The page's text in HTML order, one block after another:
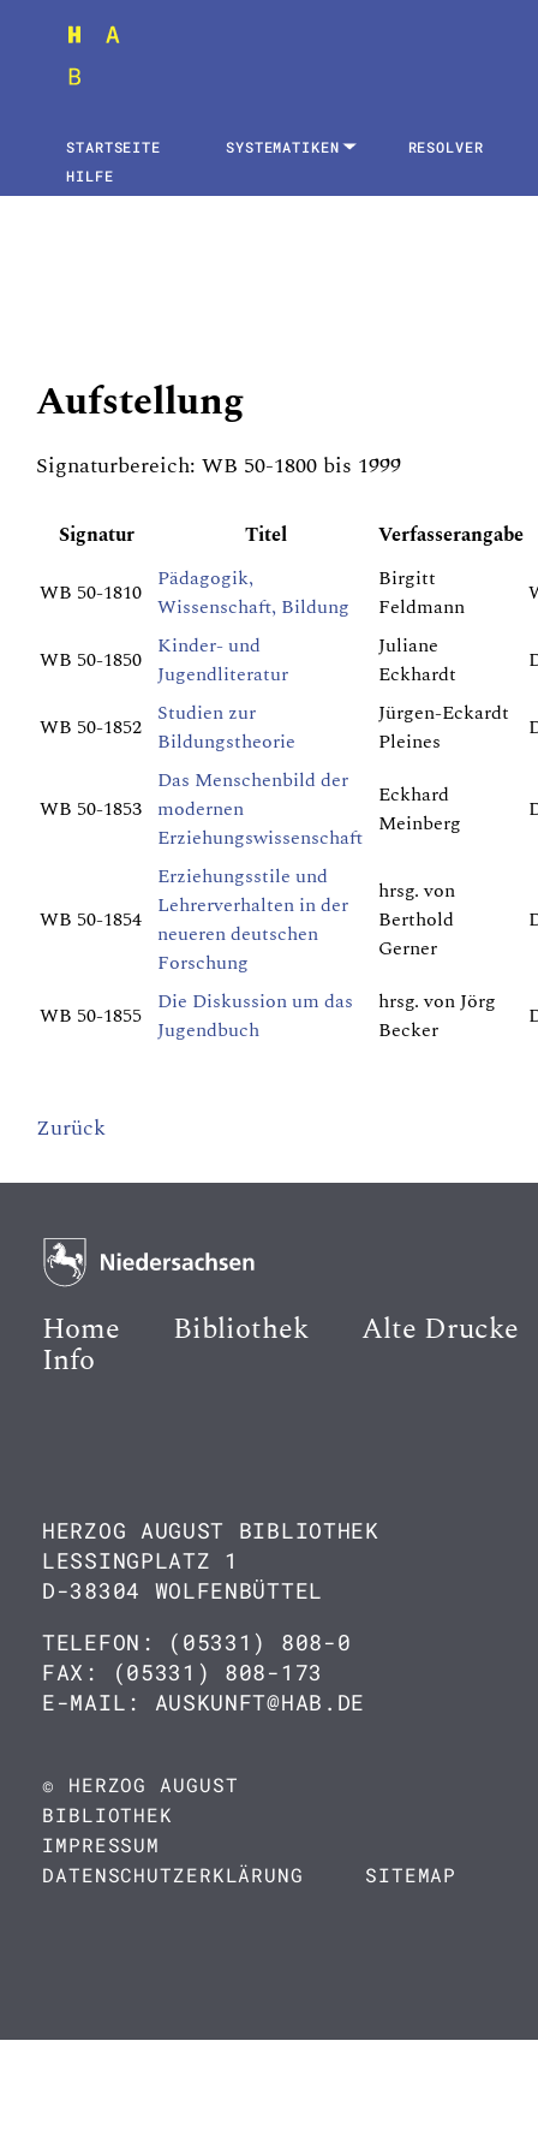
STARTSEITE SYSTEMATIKEN
RESOLVER
HILFE
Aufstellung
Signaturbereich: WB 50-1800 bis 1999
Signatur Titel
Verfasserangabe
WB 50-1810 Pädagogik,
Wissenschaft, Bildung
Birgitt
Feldmann
WB 50-1850 Kinder- und
Jugendliteratur
Juliane
Eckhardt
WB 50-1852 Studien zur
Bildungstheorie
Jürgen-Eckardt
Pleines
WB 50-1853
Das Menschenbild der
modernen
Erziehungswissenschaft
Eckhard
Meinberg
WB 50-1854
Erziehungsstile und
Lehrerverhalten in der
neueren deutschen
Forschung
hrsg. von
Berthold
Gerner
WB 50-1855 Die Diskussion um das
Jugendbuch
hrsg. von Jörg
Becker
Zurück
Home Bibliothek Alte Drucke
Info
HERZOG AUGUST BIBLIOTHEK
LESSINGPLATZ 1
D-38304 WOLFENBÜTTEL
TELEFON: (05331) 808-0
FAX: (05331) 808-173
E-MAIL: AUSKUNFT@HAB.DE
© HERZOG AUGUST
BIBLIOTHEK
IMPRESSUM
DATENSCHUTZERKLÄRUNG
SITEMAP